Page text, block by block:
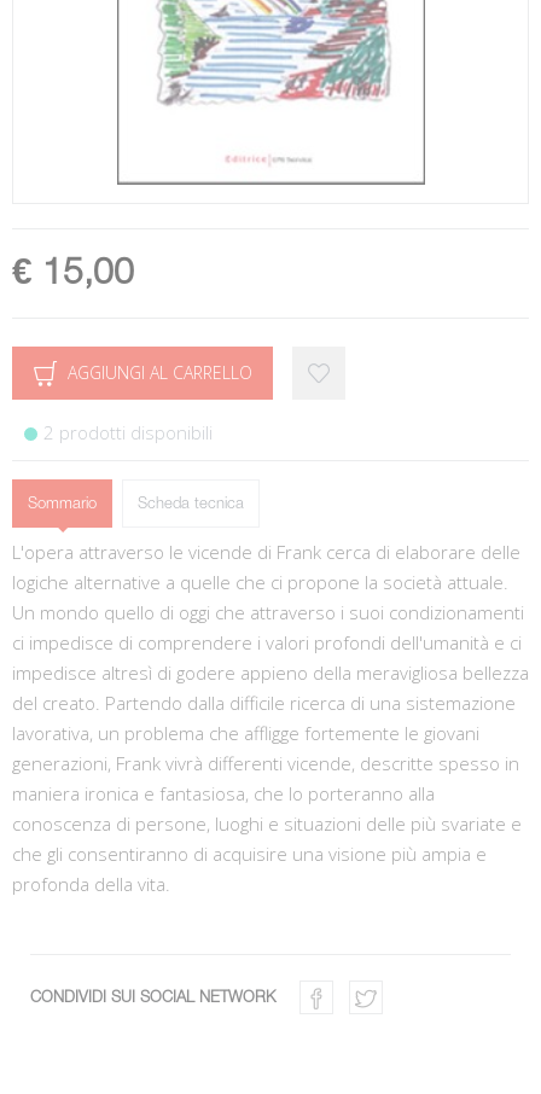
€ 15,00
AGGIUNGI AL CARRELLO
2 prodotti disponibili
Sommario Scheda tecnica
L'opera attraverso le vicende di Frank cerca di elaborare delle
logiche alternative a quelle che ci propone la società attuale.
Un mondo quello di oggi che attraverso i suoi condizionamenti
ci impedisce di comprendere i valori profondi dell'umanità e ci
impedisce altresì di godere appieno della meravigliosa bellezza
del creato. Partendo dalla difficile ricerca di una sistemazione
lavorativa, un problema che affligge fortemente le giovani
generazioni, Frank vivrà differenti vicende, descritte spesso in
maniera ironica e fantasiosa, che lo porteranno alla
conoscenza di persone, luoghi e situazioni delle più svariate e
che gli consentiranno di acquisire una visione più ampia e
profonda della vita.
CONDIVIDI SUI SOCIAL NETWORK